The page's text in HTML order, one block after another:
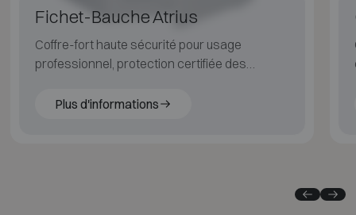
Fichet-Bauche Atrius
Coffre-fort haute sécurité pour usage
professionnel, protection certifiée des
Plus d'informations